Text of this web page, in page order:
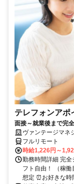
テレフォンアポ
面接～就業後まで完
ヴァンテージマネ
フルリモート
時給1,226円～
勤務時間詳細 完
フト自由！ （稼
想定 ⏰お好きな